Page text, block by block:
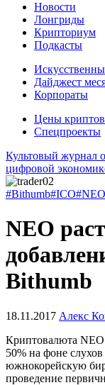
Новости
Лонгриды
Крипториум
Подкасты
Дайджест
Корпораты
Цены
Спецпроекты
Культовый журнал
цифровой
#Bithumb#ICO#NEO
NEO
Bithumb
18.11.2017 Алекс
Криптовалюта NEO
50% на фоне
южнокорейскую
проведение